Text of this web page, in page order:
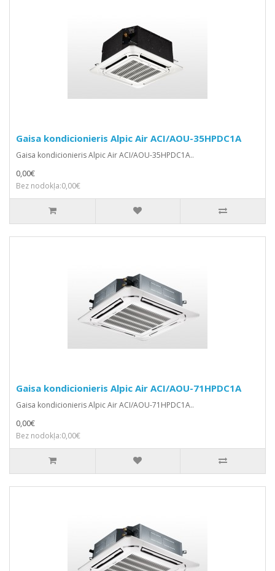
Gaisa kondicionieris Alpic Air ACI/AOU-35HPDC1A
Gaisa kondicionieris Alpic Air ACI/AOU-35HPDC1A..
0,00€
Bez nodokļa:0,00€
Gaisa kondicionieris Alpic Air ACI/AOU-71HPDC1A
Gaisa kondicionieris Alpic Air ACI/AOU-71HPDC1A..
0,00€
Bez nodokļa:0,00€